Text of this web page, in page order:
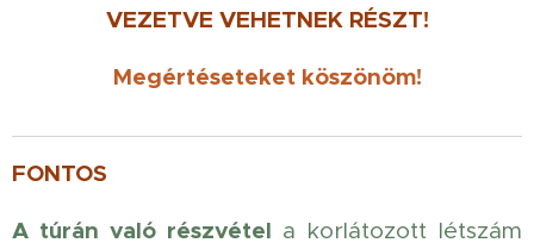
VEZETVE VEHETNEK RÉSZT!
Megértéseteket köszönöm!
FONTOS
A túrán való részvétel a korlátozott létszám